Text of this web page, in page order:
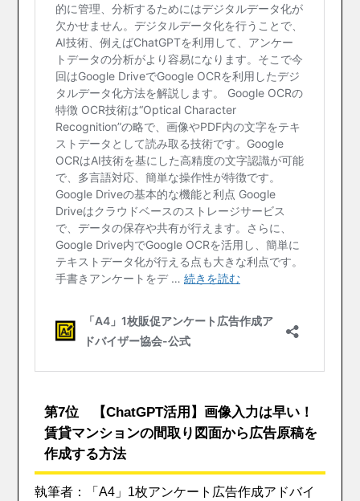
第7位 【ChatGPT活用】画像入力は早い！
賃貸マンションの間取り図面から広告原稿を
作成する方法
執筆者：「A4」1枚アンケート広告作成アドバイ